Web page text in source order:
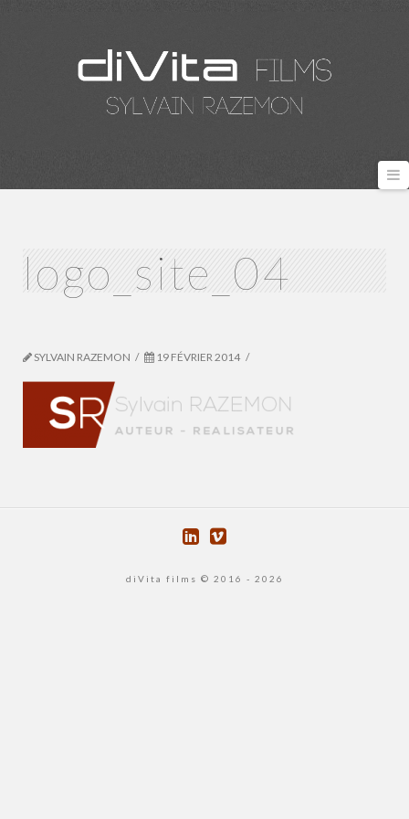
logo_site_04
SYLVAIN RAZEMON 19 FÉVRIER 2014
diVita films © 2016 - 2026